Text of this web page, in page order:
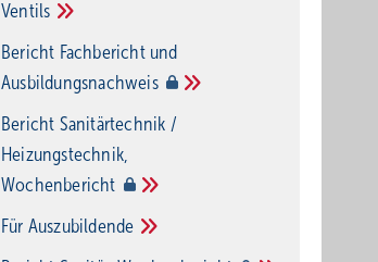
Ventils
Bericht Fachbericht und
Ausbildungsnachweis
Bericht Sanitärtechnik /
Heizungstechnik,
Wochenbericht
Für Auszubildende